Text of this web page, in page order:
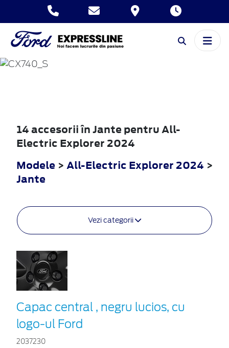
ALL-ELECTRIC
EXPLORER
14 accesorii în Jante pentru All-
Electric Explorer 2024
Modele > All-Electric Explorer 2024 >
Jante
Vezi categorii
Capac central , negru lucios, cu
logo-ul Ford
2037230